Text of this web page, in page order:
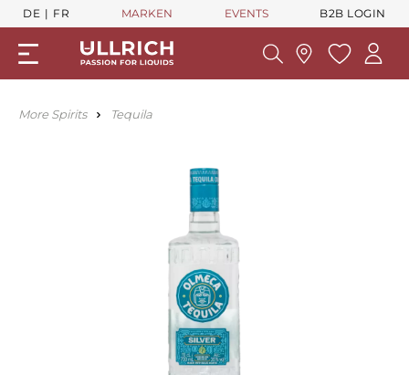
DE FR MARKEN EVENTS B2B LOGIN
More Spirits Tequila